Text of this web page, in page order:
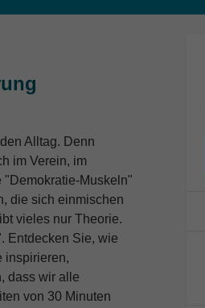
Alltag. Denn
im Verein, im
"Demokratie-Muskeln"
die sich einmischen
vieles nur Theorie.
Entdecken Sie, wie
inspirieren,
dass wir alle
von 30 Minuten